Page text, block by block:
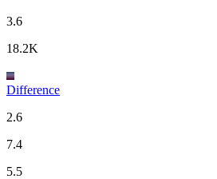
3.6
18.2K
Difference
2.6
7.4
5.5